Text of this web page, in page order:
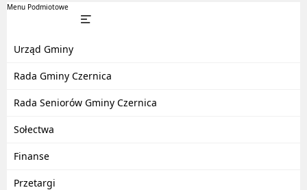
Menu Podmiotowe
Urząd Gminy
Rada Gminy Czernica
Rada Seniorów Gminy Czernica
Sołectwa
Finanse
Przetargi